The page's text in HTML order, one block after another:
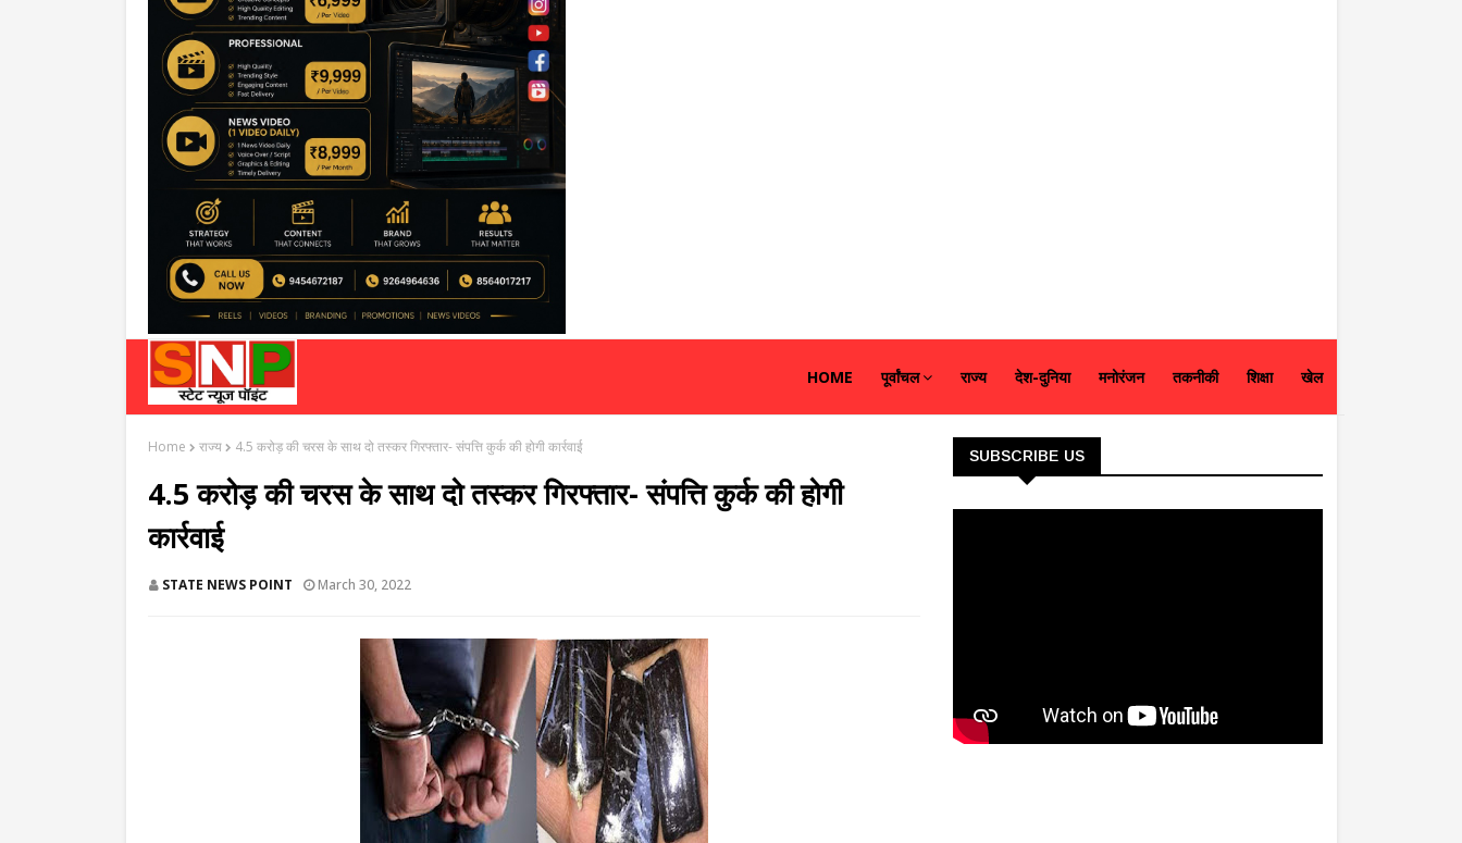
HOME पूर्वांचल राज्य देश-दुनिया मनोरंजन तकनीकी शिक्षा खेल
Home राज्य 4.5 करोड़ की चरस के साथ दो तस्कर गिरफ्तार- संपत्ति कुर्क की होगी कार्रवाई
4.5 करोड़ की चरस के साथ दो तस्कर गिरफ्तार- संपत्ति कुर्क की होगी
कार्रवाई
STATE NEWS POINT March 30, 2022
SUBSCRIBE US